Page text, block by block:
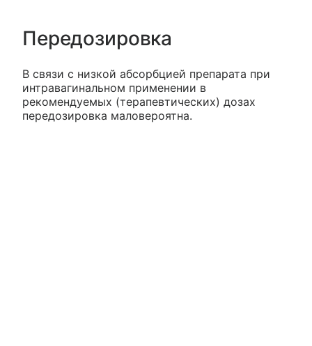
Передозировка
В связи с низкой абсорбцией препарата при
интравагинальном применении в
рекомендуемых (терапевтических) дозах
передозировка маловероятна.